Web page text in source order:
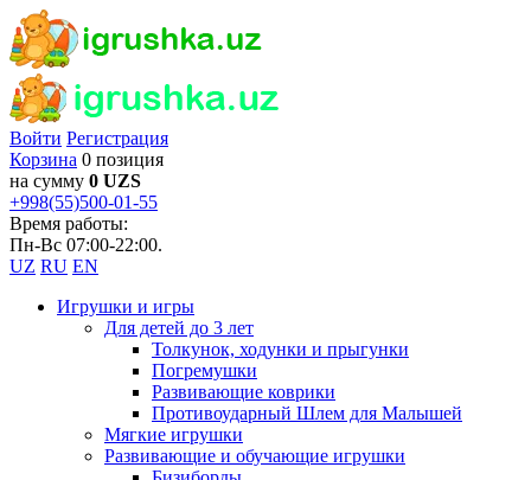
Войти Регистрация
Корзина 0 позиция
на сумму 0 UZS
+998(55)500-01-55
Время работы:
Пн-Вс 07:00-22:00.
UZ RU EN
Игрушки и игры
Для детей до 3 лет
Толкунок, ходунки и прыгунки
Погремушки
Развивающие коврики
Противоударный Шлем для Малышей
Мягкие игрушки
Развивающие и обучающие игрушки